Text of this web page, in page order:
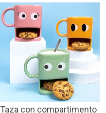
Taza con compartimento